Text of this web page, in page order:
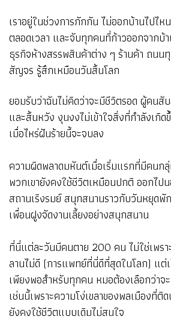
เราอยู่ในช่วงการกักกัน ไม่ออกบ้านไปไห
ตลอดเวลา และจับทุกคนที่ก้าวออกจากบ้
ธุรกิจห้างสรรพสินค้าต่าง ๆ ร้านค้า ถนน
สัญจร รู้สึกเหมือนวันสิ้นโลก
ยอมรับว่าฉันไม่คิดว่าจะมีชีวิตรอด ผู้คนสั
และสิ้นหวัง งุนงงไม่เข้าใจสิ่งที่กำลังเกิด
เมื่อไหร่ฝันร้ายนี้จะจบลง
ความผิดพลาดมหันต์เมื่อเริ่มแรกที่มีคนก
พวกเขายังคงใช้ชีวิตเหมือนปกติ ออกไป
สถานเริงรมย์ สนุกสนานราวกับวันหยุด
เพื่อนฝูงจัดงานเลี้ยงอย่างสนุกสนาน
ที่นี่แต่ละวันมีคนตาย 200 คน ไม่ใช่เพร
ลานไม่ดี (การแพทย์ที่นี่ดีที่สุดในโลก) แต่
เพียงพอสำหรับทุกคน หมอต้องเลือกว่าจ
เช่นนี้เพราะความโง่เขลาของพลเมืองที่ติ
ยังคงใช้ชีวิตแบบเดิมไม่สนใจ